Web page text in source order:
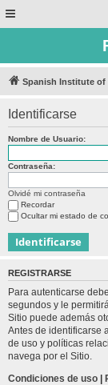
Spanish Institute of
Identificarse
Nombre de Usuario:
Contraseña:
Olvidé mi contraseña
Recordar
Ocultar mi estado de
REGISTRARSE
Para autenticarse
segundos y le
Sitio puede además
Antes de identificarse
de uso y políticas
navega por el Sitio.
Condiciones de uso |